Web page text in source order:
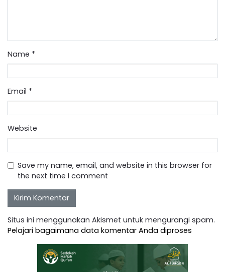
Name *
Email *
Website
Save my name, email, and website in this browser for
the next time I comment
Situs ini menggunakan Akismet untuk mengurangi spam.
Pelajari bagaimana data komentar Anda diproses